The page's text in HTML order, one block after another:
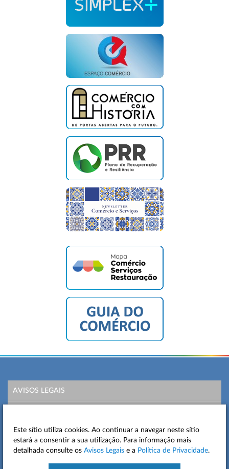
AVISOS LEGAIS
MAPA DO SITE
CONTACTOS
Este sítio utiliza cookies. Ao continuar a navegar neste sítio
estará a consentir a sua utilização. Para informação mais
detalhada consulte os Avisos Legais e a Política de Privacidade.